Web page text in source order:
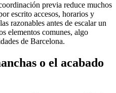
previa reduce muchos
escrito accesos, horarios y
razonables antes de escalar un
elementos comunes, algo
de Barcelona.
o el acabado